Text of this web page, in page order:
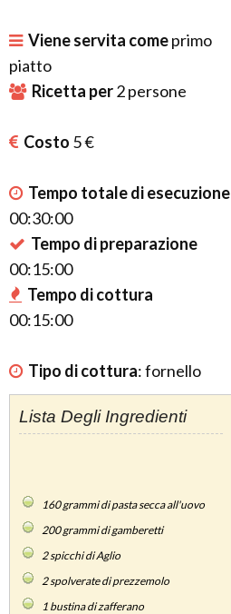
Viene servita comeprimo
piatto
Ricetta per2persone
Costo 5 €
Tempo totale di esecuzione
00:30:00
Tempo di preparazione
00:15:00
Tempo di cottura
00:15:00
Tipo di cottura:fornello
Lista Degli Ingredienti
160grammi di pasta secca all'uovo
200grammi di gamberetti
2spicchi di Aglio
2spolverate di prezzemolo
1 bustina di zafferano